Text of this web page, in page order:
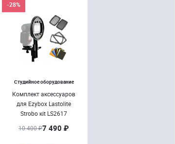
Студийное оборудование
Комплект аксессуаров
для Ezybox Lastolite
Strobo кit LS2617
-28%
10 400 ₽7 490 ₽